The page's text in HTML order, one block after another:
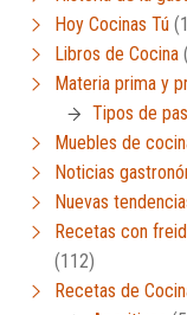
Hoy Cocinas Tú
Libros de Cocina
Materia prima y
Tipos de
Muebles de
Noticias
Nuevas
Recetas con
(112)
Recetas de